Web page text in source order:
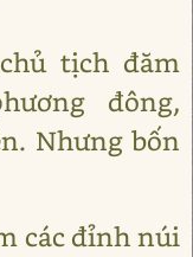
tịch đăm
đông,
Nhưng bốn
các đỉnh núi